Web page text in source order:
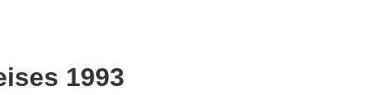
1993